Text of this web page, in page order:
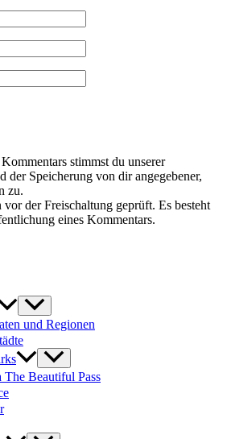
stimmst du unserer
der Speicherung von dir angegebener,
zu.
der Freischaltung geprüft. Es besteht
eines Kommentars.
und Regionen
The Beautiful Pass